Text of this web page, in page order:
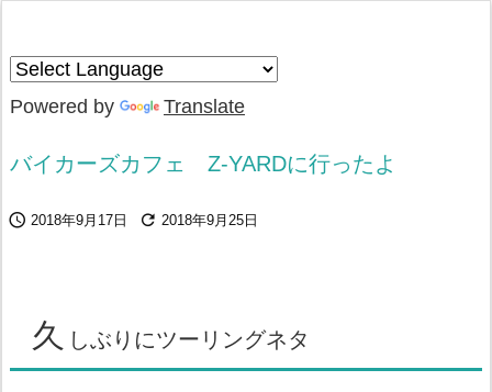
Powered by Translate
バイカーズカフェ Z-YARDに行ったよ
 2018年9月17日  2018年9月25日
久 しぶりにツーリングネタ